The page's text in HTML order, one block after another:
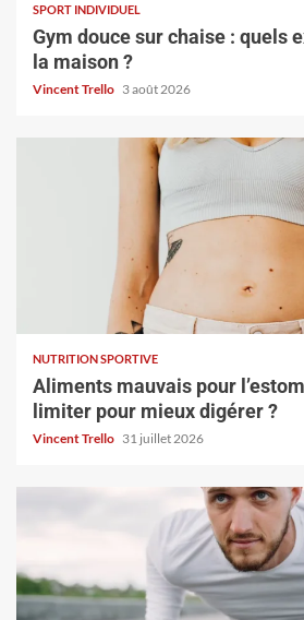
SPORT INDIVIDUEL
Gym douce sur chaise : quels
la maison ?
Vincent Trello 3 août 2026
NUTRITION SPORTIVE
Aliments mauvais pour
limiter pour mieux digérer ?
Vincent Trello 31 juillet 2026